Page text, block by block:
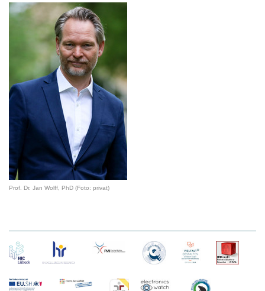
Prof. Dr. Jan Wolff, PhD (Foto: privat)